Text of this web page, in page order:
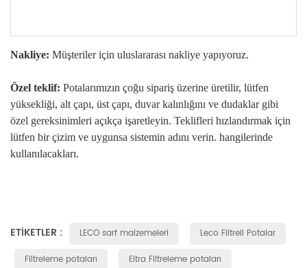
Nakliye: Müşteriler için uluslararası nakliye yapıyoruz.
Özel teklif: Potalarımızın çoğu sipariş üzerine üretilir, lütfen
yüksekliği, alt çapı, üst çapı, duvar kalınlığını ve dudaklar gibi
özel gereksinimleri açıkça işaretleyin. Teklifleri hızlandırmak için
lütfen bir çizim ve uygunsa sistemin adını verin. hangilerinde
kullanılacakları.
ETIKETLER : LECO sarf malzemeleri
Leco Filtreli Potalar
Filtreleme potaları
Eltra Filtreleme potaları